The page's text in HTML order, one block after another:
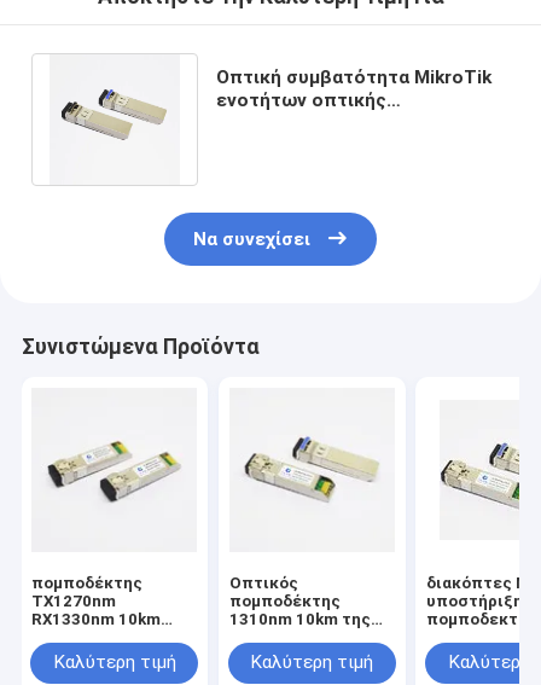
Οπτική συμβατότητα MikroTik
ενοτήτων οπτικής
Να συνεχίσει
Συνιστώμενα Προϊόντα
πομποδέκτης
TX1270nm
RX1330nm 10km
SFP28 για MikroTik
Καλύτερη τιμή
Οπτικός
πομποδέκτης
1310nm 10km της
υποστήριξης DOM
LC SMF
Καλύτερη τιμή
διακόπτες
υποστήριξης
πομποδεκτών
1310nm 10km
Καλύτερη